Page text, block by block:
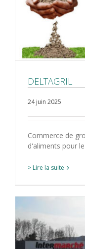
DELTAGRIL
24 juin 2025
Commerce de
d'aliments pour
> Lire la suite